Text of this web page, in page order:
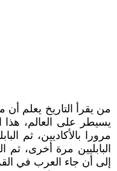
من يقرأ التاريخ يعلم
يسيطر على العالم، هذا
مرورا بالأكاديين، ثم
البابليين مرة أخرى، ثم
إلى أن جاء العرب في